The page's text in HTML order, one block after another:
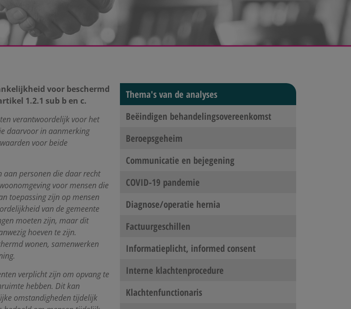
voor beschermd
1.2.1 sub b en c.
verantwoordelijk voor het
daarvoor in aanmerking
voor beide
aan personen die daar recht
voor mensen die
toepassing zijn op mensen
van de gemeente
moeten zijn, maar dit
hoeven te zijn.
wonen, samenwerken
verplicht zijn om opvang te
hebben. Dit kan
omstandigheden tijdelijk
Thema's van de analyses
Beëindigen behandelingsovereenkomst
Beroepsgeheim
Communicatie en bejegening
COVID-19 pandemie
Diagnose/operatie hernia
Factuurgeschillen
Informatieplicht, informed consent
Interne klachtenprocedure
Klachtenfunctionaris